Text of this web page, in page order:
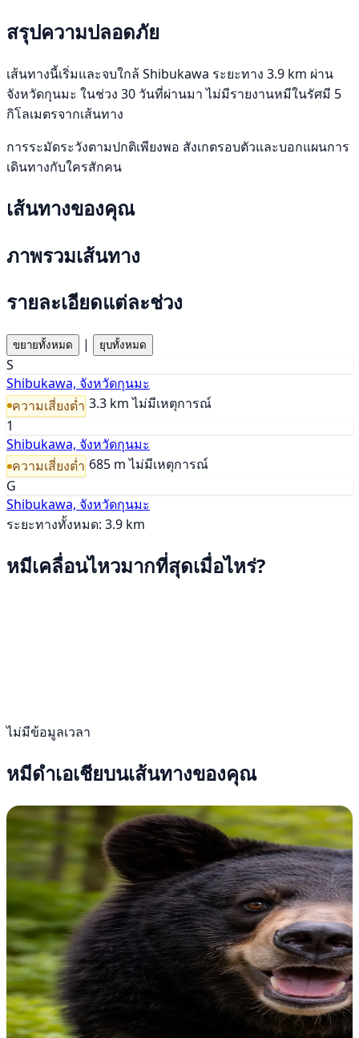
สรุปความปลอดภัย
เส้นทางนี้เริ่มและจบใกล้ Shibukawa ระยะทาง 3.9 km ผ่าน
จังหวัดกุนมะ ในช่วง 30 วันที่ผ่านมา ไม่มีรายงานหมีในรัศมี 5
กิโลเมตรจากเส้นทาง
การระมัดระวังตามปกติเพียงพอ สังเกตรอบตัวและบอกแผนการ
เดินทางกับใครสักคน
เส้นทางของคุณ
ภาพรวมเส้นทาง
รายละเอียดแต่ละช่วง
ขยายทั้งหมด | ยุบทั้งหมด
S
Shibukawa, จังหวัดกุนมะ
ความเสี่ยงต่ำ 3.3 km ไม่มีเหตุการณ์
1
Shibukawa, จังหวัดกุนมะ
ความเสี่ยงต่ำ 685 m ไม่มีเหตุการณ์
G
Shibukawa, จังหวัดกุนมะ
ระยะทางทั้งหมด: 3.9 km
หมีเคลื่อนไหวมากที่สุดเมื่อไหร่?
ไม่มีข้อมูลเวลา
หมีดำเอเชียบนเส้นทางของคุณ